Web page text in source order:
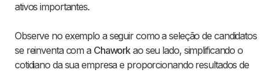
ativos importantes.
Observe no exemplo a seguir como a seleção de candidatos
se reinventa com a Chaworkao seu lado, simplificando o
cotidiano da sua empresa e proporcionando resultados de